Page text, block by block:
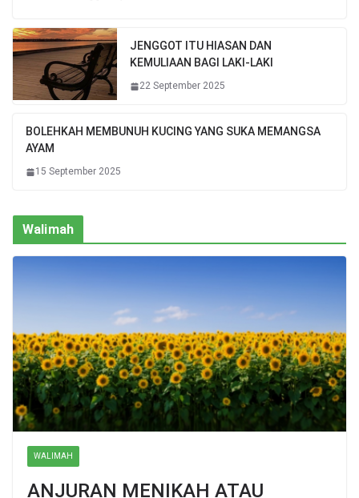
JENGGOT ITU HIASAN DAN
KEMULIAAN BAGI LAKI-LAKI
22 September 2025
BOLEHKAH MEMBUNUH KUCING YANG SUKA MEMANGSA
AYAM
15 September 2025
Walimah
WALIMAH
ANJURAN MENIKAH ATAU